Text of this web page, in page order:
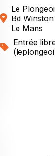
Le
Bd
Le Mans
Entrée